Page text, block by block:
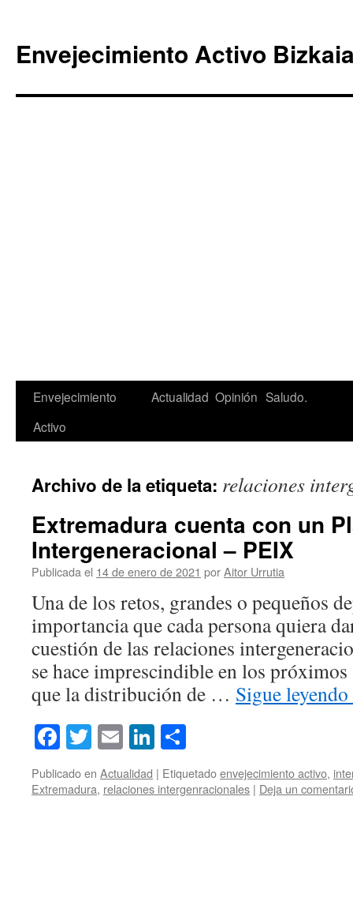
Envejecimiento Activo
Saltar
Envejecimiento
Activo
Actualidad Opinión Saludo.
Archivo de la etiqueta: relaciones
Extremadura cuenta con un
Intergeneracional – PEIX
Publicada el 14 de enero de 2021 porAitor Urrutia
Una de los retos, grandes o pequeños
importancia que cada persona quiera
cuestión de las relaciones
se hace imprescindible en los próximos
que la distribución de … Sigue leyendo
Facebook
Twitter
EmailLinkedIn
Publicado en Actualidad | Etiquetadoenvejecimiento activo,
Extremadura, relaciones intergenracionales | Deja un